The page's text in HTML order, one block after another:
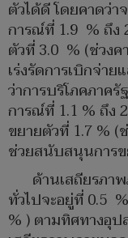
ตัวได้ดี โดยคาดว่
การณ์ที่ 1.9 % ถึง
ตัวที่ 3.0 % (ช่วงค
เร่งรัดการเบิกจ่า
ว่าการบริโภคภาค
การณ์ที่ 1.1 % ถึง
ขยายตัวที่ 1.7 % (
ช่วยสนับสนุนการข
ด้านเสถียรภา
ทั่วไปจะอยู่ที่ 0.5
% ) ตามทิศทางอุ